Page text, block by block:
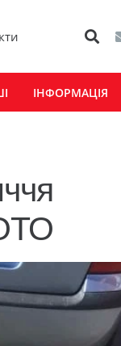
ІНФОРМАЦІЯ